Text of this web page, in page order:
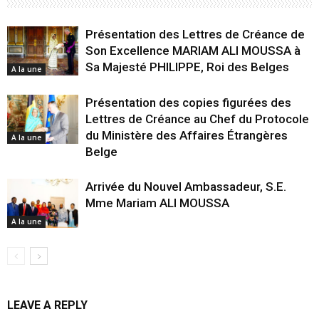
A la une
Présentation des Lettres de Créance de
Son Excellence MARIAM ALI MOUSSA à
Sa Majesté PHILIPPE, Roi des Belges
A la une
Présentation des copies figurées des
Lettres de Créance au Chef du Protocole
du Ministère des Affaires Étrangères
Belge
A la une
Arrivée du Nouvel Ambassadeur, S.E.
Mme Mariam ALI MOUSSA
LEAVE A REPLY